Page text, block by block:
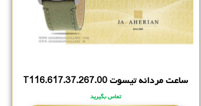
ساعت مردانه تیسوت T116.‎617.‎37.‎267.‎00
تماس بگیرید